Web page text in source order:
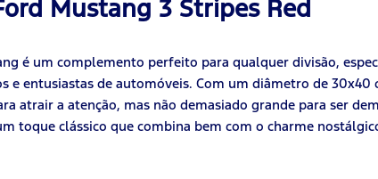
Mustang 3 Stripes Red
é um complemento perfeito para qualquer divisão,
e entusiastas de automóveis. Com um diâmetro de 30x40
atrair a atenção, mas não demasiado grande para ser
toque clássico que combina bem com o charme